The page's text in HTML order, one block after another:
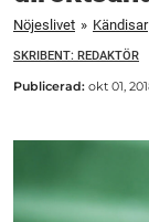
Nöjeslivet » Kändisar
SKRIBENT: REDAKTÖR
Publicerad: okt 01,